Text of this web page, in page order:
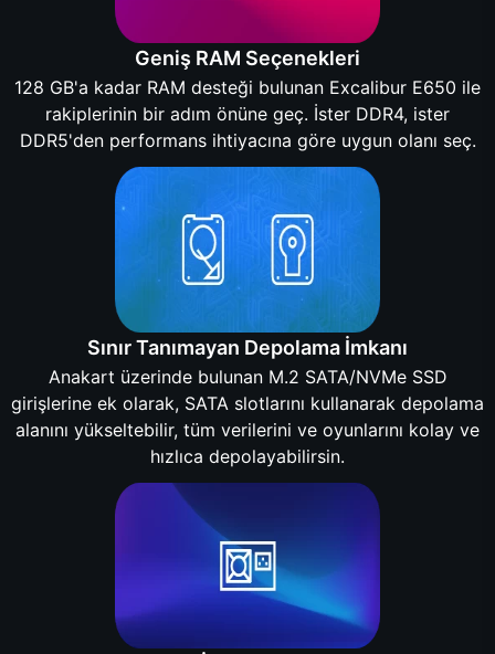
Geniş RAM Seçenekleri
128 GB'a kadar RAM desteği bulunan Excalibur E650 ile
rakiplerinin bir adım önüne geç. İster DDR4, ister
DDR5'den performans ihtiyacına göre uygun olanı seç.
Sınır Tanımayan Depolama İmkanı
Anakart üzerinde bulunan M.2 SATA/NVMe SSD
girişlerine ek olarak, SATA slotlarını kullanarak depolama
alanını yükseltebilir, tüm verilerini ve oyunlarını kolay ve
hızlıca depolayabilirsin.